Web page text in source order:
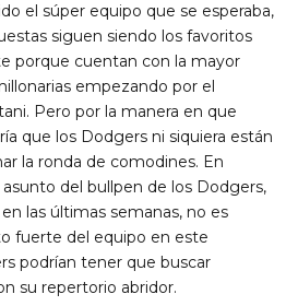
el súper equipo que se esperaba,
siguen siendo los favoritos
porque cuentan con la mayor
empezando por el
Pero por la manera en que
que los Dodgers ni siquiera están
la ronda de comodines. En
del bullpen de los Dodgers,
las últimas semanas, no es
fuerte del equipo en este
podrían tener que buscar
su repertorio abridor.